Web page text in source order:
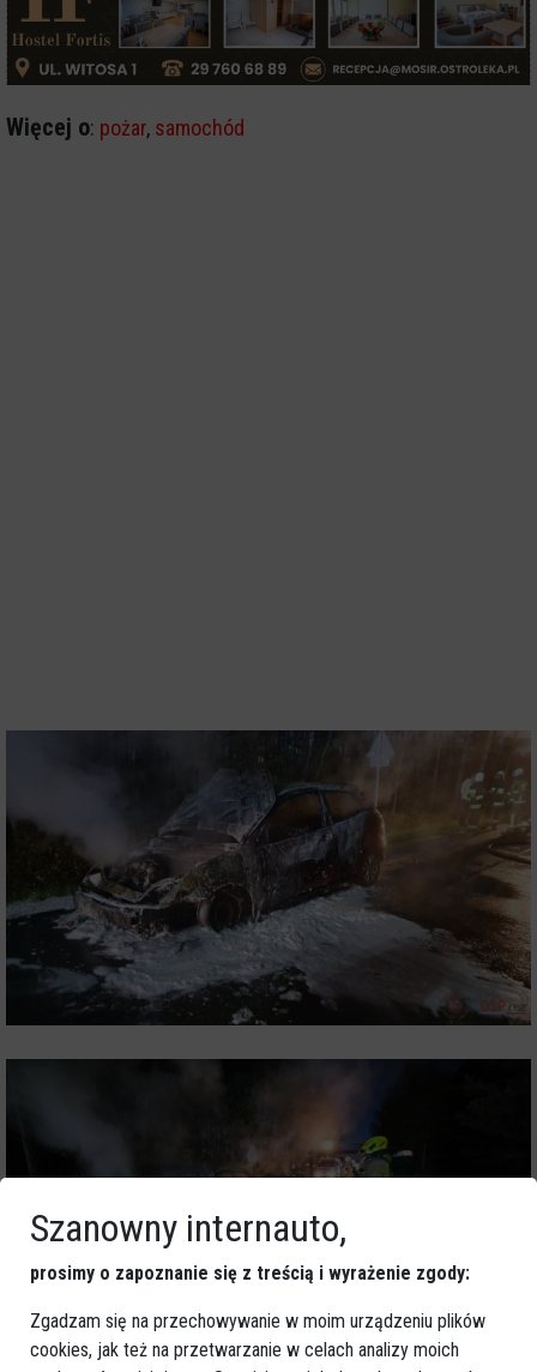
Więcej o: pożar, samochód
Szanowny internauto,
prosimy o zapoznanie się z treścią i wyrażenie zgody:
Zgadzam się na przechowywanie w moim urządzeniu plików
cookies, jak też na przetwarzanie w celach analizy moich